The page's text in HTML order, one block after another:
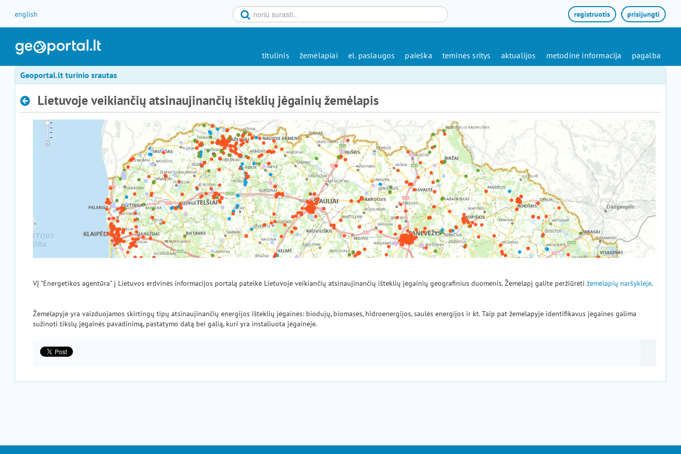
english
prisijungti
registruotis
titulinis žemėlapiai el. paslaugos paieška teminės sritys aktualijos metodinė informacija
pagalba
Geoportal.lt turinio srautas
Lietuvoje veikiančių atsinaujinančių išteklių jėgainių žemėlapis
VĮ "Energetikos agentūra" į Lietuvos erdvinės informacijos portalą pateikė Lietuvoje veikiančių atsinaujinančių išteklių jėgainių geografinius duomenis. Žemėlapį galite peržiūrėti žemėlapių naršyklėje.
Žemėlapyje yra vaizduojamos skirtingų tipų atsinaujinančių energijos išteklių jėgainės: biodujų, biomasės, hidroenergijos, saulės energijos ir kt. Taip pat žemėlapyje identifikavus jėgaines galima
sužinoti tikslų jėgainės pavadinimą, pastatymo datą bei galią, kuri yra instaliuota jėgainėje.